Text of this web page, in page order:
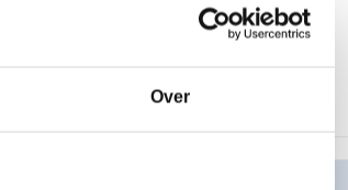
Over
Themafeest organiseren